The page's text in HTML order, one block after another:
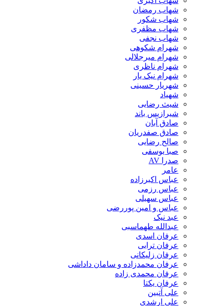
شهاب رمضان
شهاب شکور
شهاب مظفری
شهاب نجفی
شهرام شکوهی
شهرام میرجلالی
شهرام ناظری
شهرام نیک یار
شهریار حسینی
شهیاد
شیث رضایی
شیرازیس باند
صادق آبان
صادق صفدریان
صالح رضایی
صبا یوسفی
صدرا AV
عامر
عباس اکبرزاده
عباس رزمی
عباس سهیلی
عباس و امین پوررضی
عبد نیک
عبدالله طهماسبی‎
عرفان اسدی
عرفان ترابی
عرفان زلیکانی
عرفان محمدزاده و سامان داداشی
عرفان محمدی زاده
عرفان یکتا
علی آتبین
علی ارشدی